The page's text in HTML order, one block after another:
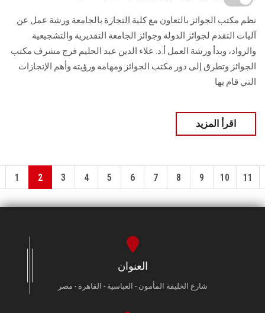
نظم مكتب الجوائز بالتعاون مع كلية التجارة بالجامعة ورشة عمل عن
آليات التقدم لجوائز الدولة وجوائز الجامعة التقديرية والتشجيعية
والرواد، وبدأ ورشة العمل أ.د. علاء الدين عبد الحليم فرج مشرف مكتب
الجوائز وتطرق إلى دور مكتب الجوائز ومهامه ورؤيته وأهم الإنجازات
التي قام بها
اقرأ المزيد
1 2 3 4 5 6 7 8 9 10 11
العنوان
شارع الخليفة المأمون - العباسية - القاهرة - مصر